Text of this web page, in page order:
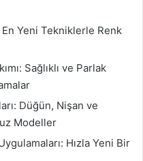
Yeni Tekniklerle Renk
Sağlıklı ve Parlak
Düğün, Nişan ve
Modeller
Hızla Yeni Bir